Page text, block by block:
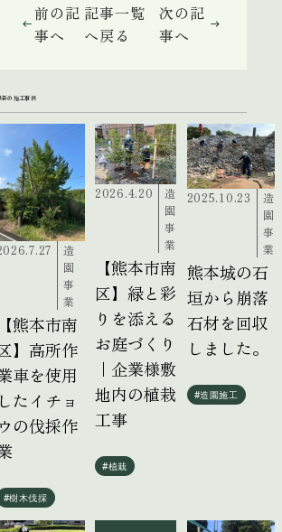
前の記
事へ
記事一覧
へ戻る
次の記
事へ
新の施工事例
造
園
事
業
【熊本市南
】高所作
車を使用
したイチョ
ウの伐採作
#樹木伐採
2026.4.20
造
園
事
業
【熊本市南
区】緑と彩
りを添える
お庭づくり
｜企業様敷
地内の植栽
工事
#植栽
2025.10.23
造
園
事
業
熊本城の石
垣から崩落
石材を回収
しました。
#造園施工